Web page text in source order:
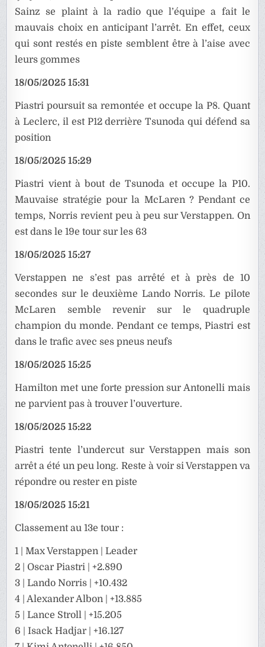
Sainz se plaint à la radio que l’équipe a fait le
mauvais choix en anticipant l’arrêt. En effet, ceux
qui sont restés en piste semblent être à l’aise avec
leurs gommes
18/05/2025 15:31
Piastri poursuit sa remontée et occupe la P8. Quant
à Leclerc, il est P12 derrière Tsunoda qui défend sa
position
18/05/2025 15:29
Piastri vient à bout de Tsunoda et occupe la P10.
Mauvaise stratégie pour la McLaren ? Pendant ce
temps, Norris revient peu à peu sur Verstappen. On
est dans le 19e tour sur les 63
18/05/2025 15:27
Verstappen ne s’est pas arrêté et à près de 10
secondes sur le deuxième Lando Norris. Le pilote
McLaren semble revenir sur le quadruple
champion du monde. Pendant ce temps, Piastri est
dans le trafic avec ses pneus neufs
18/05/2025 15:25
Hamilton met une forte pression sur Antonelli mais
ne parvient pas à trouver l’ouverture.
18/05/2025 15:22
Piastri tente l’undercut sur Verstappen mais son
arrêt a été un peu long. Reste à voir si Verstappen va
répondre ou rester en piste
18/05/2025 15:21
Classement au 13e tour :
1 | Max Verstappen | Leader
2 | Oscar Piastri | +2.890
3 | Lando Norris | +10.432
4 | Alexander Albon | +13.885
5 | Lance Stroll | +15.205
6 | Isack Hadjar | +16.127